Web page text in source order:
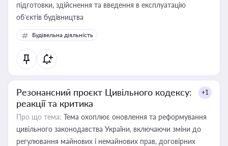
підготовки, здійснення та введення в експлуатацію
об’єктів будівництва
Будівельна діяльність
Резонансний проєкт Цивільного кодексу:
реакції та критика
+1
Про що тема: Тема охоплює оновлення та реформування
цивільного законодавства України, включаючи зміни до
регулювання майнових і немайнових прав, договірних